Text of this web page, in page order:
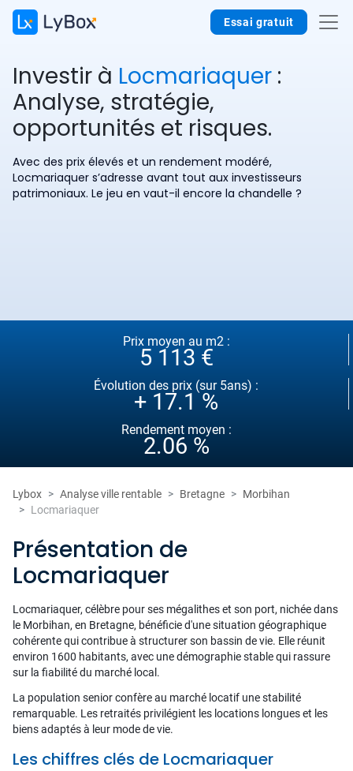
Essai gratuit
Investir à Locmariaquer :
Analyse, stratégie,
opportunités et risques.
Avec des prix élevés et un rendement modéré,
Locmariaquer s’adresse avant tout aux investisseurs
patrimoniaux. Le jeu en vaut-il encore la chandelle ?
Prix moyen au m2 :
5 113 €
Évolution des prix (sur 5ans) :
+ 17.1 %
Rendement moyen :
2.06 %
Lybox Analyse ville rentable Bretagne
Morbihan
Locmariaquer
Présentation de
Locmariaquer
Locmariaquer, célèbre pour ses mégalithes et son port, nichée dans
le Morbihan, en Bretagne, bénéficie d'une situation géographique
cohérente qui contribue à structurer son bassin de vie. Elle réunit
environ 1600 habitants, avec une démographie stable qui rassure
sur la fiabilité du marché local.
La population senior confère au marché locatif une stabilité
remarquable. Les retraités privilégient les locations longues et les
biens adaptés à leur mode de vie.
Les chiffres clés de Locmariaquer